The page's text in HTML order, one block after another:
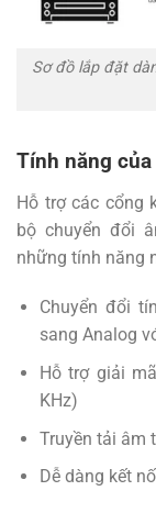
Sơ đồ lắp đặt
Tính năng
Hỗ trợ các cổng
bộ chuyển đổi
những tính năng
Chuyển đổi
sang Analog
Hỗ trợ giải
KHz)
Truyền tải âm
Dễ dàng kết